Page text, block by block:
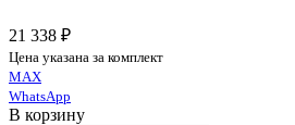
21 338 ₽
Цена указана за комплект
MAX
WhatsApp
В корзину